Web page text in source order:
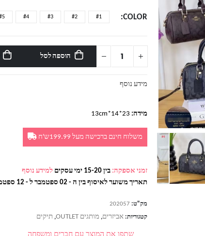
COLOR
#1
#2
#3
#4
הוספה לסל
מידע נוסף
מידה: 23*14*13cm
משלוח חינם ברכישה מעל 199.99ש'ח
זמני אספקה: בין 15-20 ימי עסקים
למידע נוסף
תאריך משוער לאיסוף בין ה - 02 ספטמבר ל - 12 ספטמבר
מק"ט: 202057
קטגוריות: אביזרים, מותגים OUTLET , תיקים